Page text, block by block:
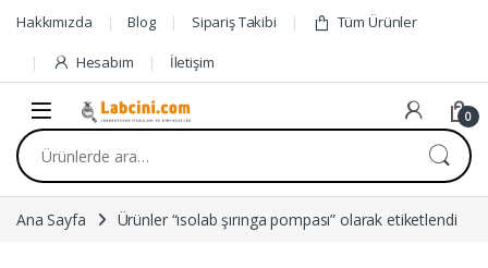
Hakkımızda Blog Sipariş Takibi Tüm Ürünler
Hesabım İletişim
0
Ara:
Ana Sayfa Ürünler “ısolab şırınga pompası” olarak etiketlendi